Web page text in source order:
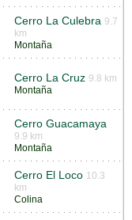
Cerro La Culebra 9.7
km
Montaña
Cerro La Cruz 9.8 km
Montaña
Cerro Guacamaya
9.9 km
Montaña
Cerro El Loco 10.3
km
Colina